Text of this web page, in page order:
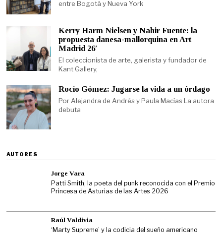
entre Bogotá y Nueva York
Kerry Harm Nielsen y Nahir Fuente: la
propuesta danesa-mallorquina en Art
Madrid 26′
El coleccionista de arte, galerista y fundador de
Kant Gallery,
Rocío Gómez: Jugarse la vida a un órdago
Por Alejandra de Andrés y Paula Macías La autora
debuta
AUTORES
Jorge Vara
Patti Smith, la poeta del punk reconocida con el Premio
Princesa de Asturias de las Artes 2026
Raúl Valdivia
‘Marty Supreme’ y la codicia del sueño americano